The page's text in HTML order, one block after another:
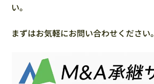
い。
まずはお気軽にお問い合わせください。